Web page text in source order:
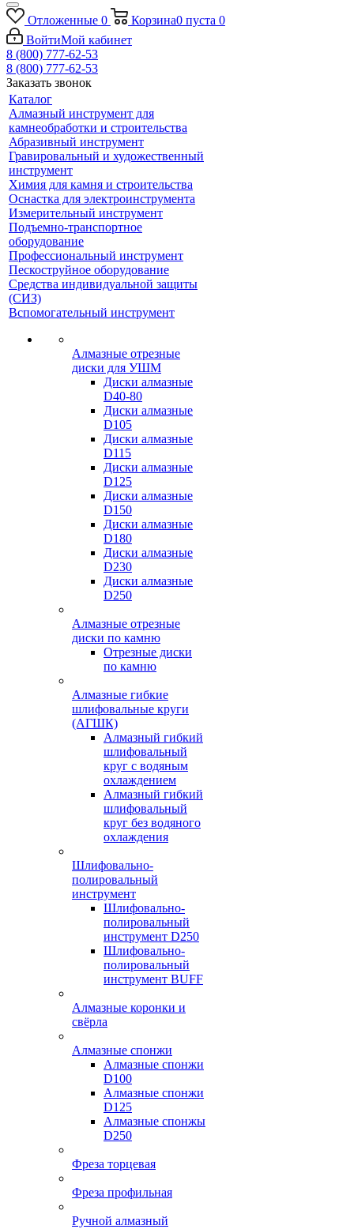
Отложенные 0 Корзина0 пуста 0
ВойтиМой кабинет
8 (800) 777-62-53
8 (800) 777-62-53
Заказать звонок
Каталог
Алмазный инструмент для
камнеобработки и строительства
Абразивный инструмент
Гравировальный и художественный
инструмент
Химия для камня и строительства
Оснастка для электроинструмента
Измерительный инструмент
Подъемно-транспортное
оборудование
Профессиональный инструмент
Пескоструйное оборудование
Средства индивидуальной защиты
(СИЗ)
Вспомогательный инструмент
Алмазные отрезные
диски для УШМ
Диски алмазные
D40-80
Диски алмазные
D105
Диски алмазные
D115
Диски алмазные
D125
Диски алмазные
D150
Диски алмазные
D180
Диски алмазные
D230
Диски алмазные
D250
Алмазные отрезные
диски по камню
Отрезные диски
по камню
Алмазные гибкие
шлифовальные круги
(АГШК)
Алмазный гибкий
шлифовальный
круг с водяным
охлаждением
Алмазный гибкий
шлифовальный
круг без водяного
охлаждения
Шлифовально-
полировальный
инструмент
Шлифовально-
полировальный
инструмент D250
Шлифовально-
полировальный
инструмент BUFF
Алмазные коронки и
свёрла
Алмазные спонжи
Алмазные спонжи
D100
Алмазные спонжи
D125
Алмазные спонжы
D250
Фреза торцевая
Фреза профильная
Ручной алмазный